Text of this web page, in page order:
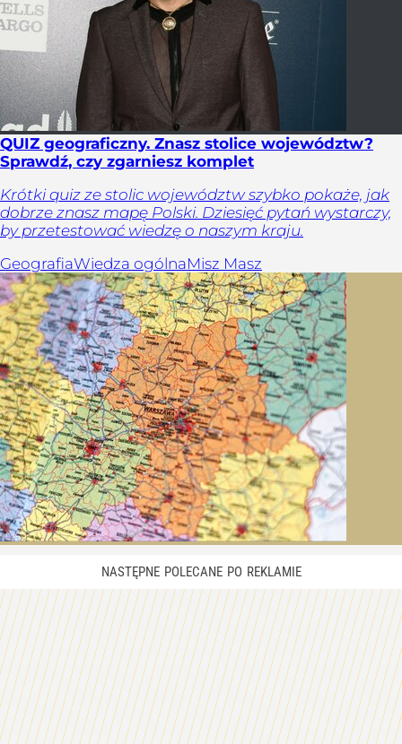
QUIZ geograficzny. Znasz stolice województw?
Sprawdź, czy zgarniesz komplet
Krótki quiz ze stolic województw szybko pokaże, jak
dobrze znasz mapę Polski. Dziesięć pytań wystarczy,
by przetestować wiedzę o naszym kraju.
GeografiaWiedza ogólnaMisz Masz